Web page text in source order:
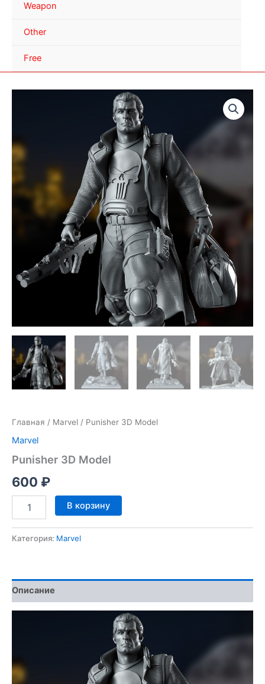
Weapon
Other
Free
Главная / Marvel / Punisher 3D Model
Marvel
Punisher 3D Model
600 ₽
Количество
товара
3D
В корзину
Категория: Marvel
Описание